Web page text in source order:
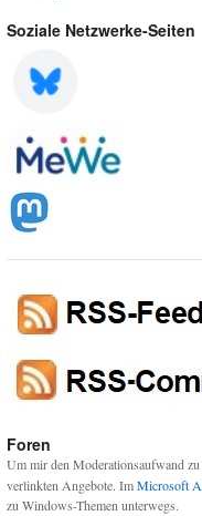
Soziale Netzwerke-Seiten
Foren
Um mir den Moderationsaufwand
verlinkten Angebote. ImMicrosoft
zu Windows-Themen unterwegs.